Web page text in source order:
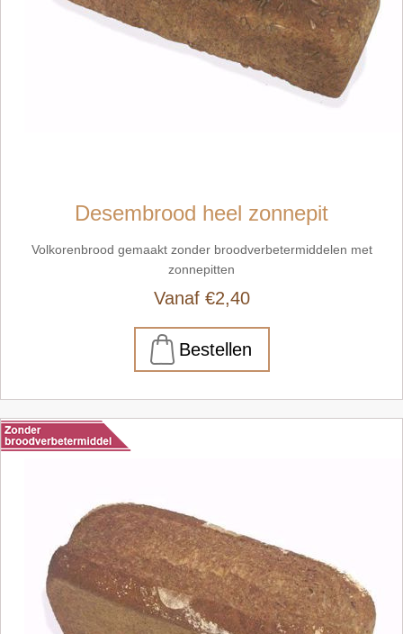
Desembrood heel zonnepit
Volkorenbrood gemaakt zonder broodverbetermiddelen met
zonnepitten
Vanaf €2,40